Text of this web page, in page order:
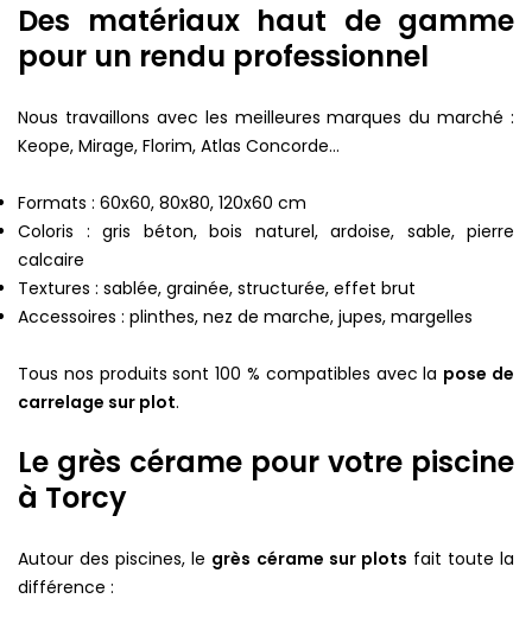
Des matériaux haut de gamme
pour un rendu professionnel
Nous travaillons avec les meilleures marques du marché :
Keope, Mirage, Florim, Atlas Concorde…
Formats : 60x60, 80x80, 120x60 cm
Coloris : gris béton, bois naturel, ardoise, sable, pierre
calcaire
Textures : sablée, grainée, structurée, effet brut
Accessoires : plinthes, nez de marche, jupes, margelles
Tous nos produits sont 100 % compatibles avec la pose de
carrelage sur plot.
Le grès cérame pour votre piscine
à Torcy
Autour des piscines, le grès cérame sur plots fait toute la
différence :